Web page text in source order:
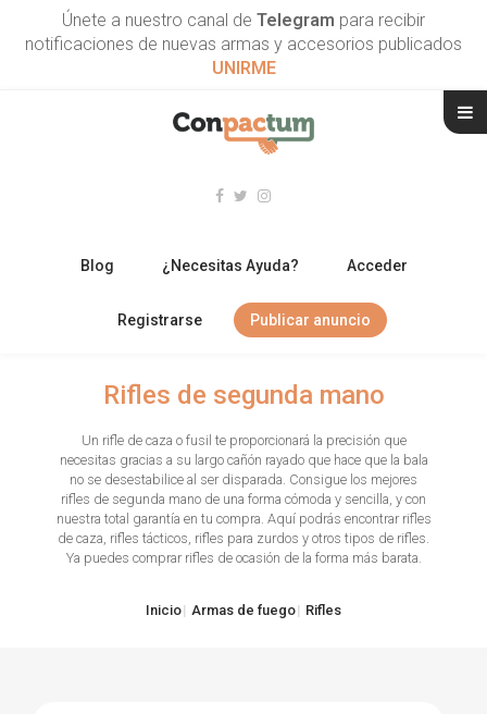
Únete a nuestro canal de Telegram para recibir
notificaciones de nuevas armas y accesorios publicados
UNIRME
Blog ¿Necesitas Ayuda? Acceder
Registrarse Publicar anuncio
ARMAS CORTAS
TIRO Y COMPETICIÓN
AIRE COMPRIMIDO
Rifles de segunda mano
Un rifle de caza o fusil te proporcionará la precisión que
necesitas gracias a su largo cañón rayado que hace que la bala
no se desestabilice al ser disparada. Consigue los mejores
rifles de segunda mano de una forma cómoda y sencilla, y con
nuestra total garantía en tu compra. Aquí podrás encontrar rifles
de caza, rifles tácticos, rifles para zurdos y otros tipos de rifles.
Ya puedes comprar rifles de ocasión de la forma más barata.
Inicio Armas de fuego Rifles